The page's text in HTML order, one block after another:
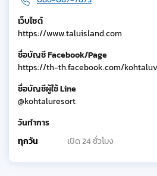
เว็บไซต์
https://www.taluisland.com
ชื่อบัญชี Facebook/Page
https://th-th.facebook.com/
ชื่อบัญชีผู้ใช้ Line
@kohtaluresort
วันทำการ
ทุกวัน
เปิด 24 ชั่วโมง